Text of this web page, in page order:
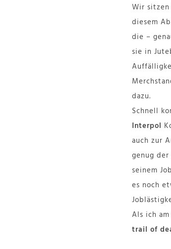
Wir sitzen
diesem
die –
sie in
dazu.
Schnell
Interpol
auch zur
genug
seinem
es noch
Als ich
trail of